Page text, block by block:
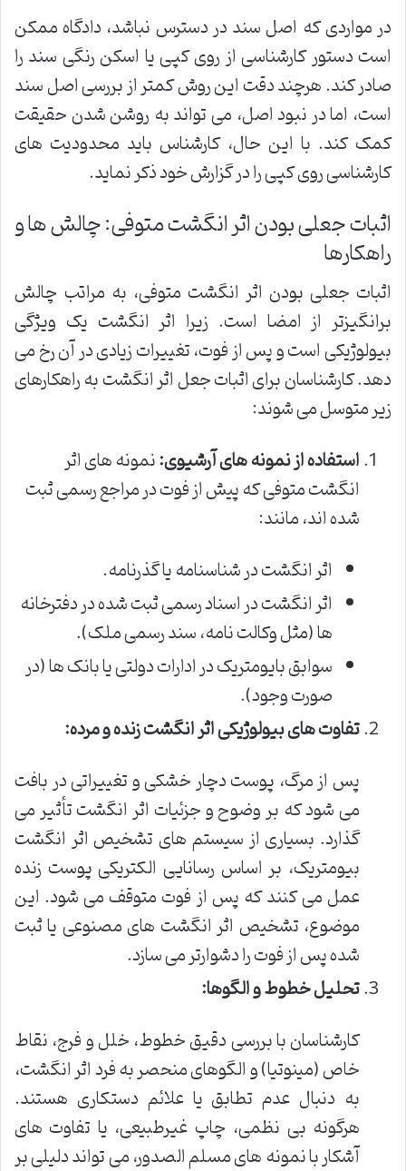
در مواردی که اصل سند در دسترس نباشد، دادگاه ممکن
است دستور کارشناسی از روی کپی یا اسکن رنگی سند را
صادر کند. هرچند دقت این روش کمتر از بررسی اصل سند
است، اما در نبود اصل، می تواند به روشن شدن حقیقت
کمک کند. با این حال، کارشناس باید محدودیت های
کارشناسی روی کپی را در گزارش خود ذکر نماید.
اثبات جعلی بودن اثر انگشت متوفی: چالش ها و
راهکارها
اثبات جعلی بودن اثر انگشت متوفی، به مراتب چالش
برانگیزتر از امضا است. زیرا اثر انگشت یک ویژگی
بیولوژیکی است و پس از فوت، تغییرات زیادی در آن رخ می
دهد. کارشناسان برای اثبات جعل اثر انگشت به راهکارهای
زیر متوسل می شوند:
استفاده از نمونه های آرشیوی:نمونه های اثر
انگشت متوفی که پیش از فوت در مراجع رسمی ثبت
شده اند، مانند:
اثر انگشت در شناسنامه یا گذرنامه.
اثر انگشت در اسناد رسمی ثبت شده در دفترخانه
ها (مثل وکالت نامه، سند رسمی ملک).
سوابق بایومتریک در ادارات دولتی یا بانک ها (در
صورت وجود).
تفاوت های بیولوژیکی اثر انگشت زنده و مرده:
پس از مرگ، پوست دچار خشکی و تغییراتی در بافت
می شود که بر وضوح و جزئیات اثر انگشت تأثیر می
گذارد. بسیاری از سیستم های تشخیص اثر انگشت
بیومتریک، بر اساس رسانایی الکتریکی پوست زنده
عمل می کنند که پس از فوت متوقف می شود. این
موضوع، تشخیص اثر انگشت های مصنوعی یا ثبت
شده پس از فوت را دشوارتر می سازد.
تحلیل خطوط و الگوها:
کارشناسان با بررسی دقیق خطوط، خلل و فرج، نقاط
خاص (مینوتیا) و الگوهای منحصر به فرد اثر انگشت،
به دنبال عدم تطابق یا علائم دستکاری هستند.
هرگونه بی نظمی، چاپ غیرطبیعی، یا تفاوت های
آشکار با نمونه های مسلم الصدور، می تواند دلیلی بر